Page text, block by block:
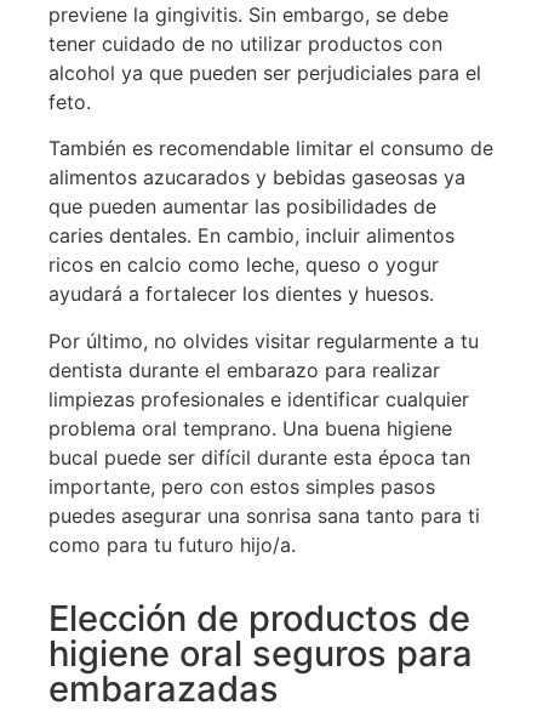
previene la gingivitis. Sin embargo, se debe
tener cuidado de no utilizar productos con
alcohol ya que pueden ser perjudiciales para el
feto.
También es recomendable limitar el consumo de
alimentos azucarados y bebidas gaseosas ya
que pueden aumentar las posibilidades de
caries dentales. En cambio, incluir alimentos
ricos en calcio como leche, queso o yogur
ayudará a fortalecer los dientes y huesos.
Por último, no olvides visitar regularmente a tu
dentista durante el embarazo para realizar
limpiezas profesionales e identificar cualquier
problema oral temprano. Una buena higiene
bucal puede ser difícil durante esta época tan
importante, pero con estos simples pasos
puedes asegurar una sonrisa sana tanto para ti
como para tu futuro hijo/a.
Elección de productos de
higiene oral seguros para
embarazadas